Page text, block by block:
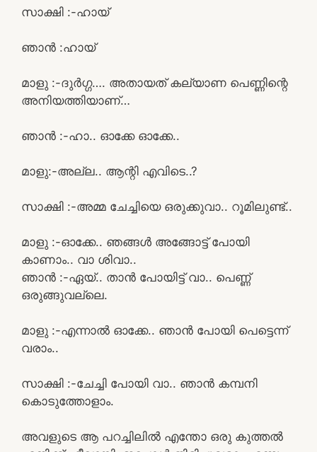
സാക്ഷി :-ഹായ്
ഞാൻ :ഹായ്
മാളു :-ദുർഗ്ഗ…. അതായത് കല്യാണ പെണ്ണിന്റെ
അനിയത്തിയാണ്…
ഞാൻ :-ഹാ.. ഓക്കേ ഓക്കേ..
മാളു:-അല്ല.. ആന്റി എവിടെ..?
സാക്ഷി :-അമ്മ ചേച്ചിയെ ഒരുക്കുവാ.. റൂമിലുണ്ട്..
മാളു :-ഓക്കേ.. ഞങ്ങൾ അങ്ങോട്ട് പോയി
കാണാം.. വാ ശിവാ..
ഞാൻ :-ഏയ്.. താൻ പോയിട്ട് വാ.. പെണ്ണ്
ഒരുങ്ങുവല്ലെ.
മാളു :-എന്നാൽ ഓക്കേ.. ഞാൻ പോയി പെട്ടെന്ന്
വരാം..
സാക്ഷി :-ചേച്ചി പോയി വാ.. ഞാൻ കമ്പനി
കൊടുത്തോളാം.
അവളുടെ ആ പറച്ചിലിൽ എന്തോ ഒരു കുത്തൽ